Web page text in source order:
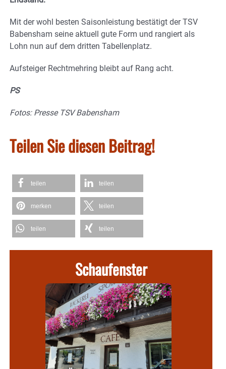
Mit der wohl besten Saisonleistung bestätigt der TSV
Babensham seine aktuell gute Form und rangiert als
Lohn nun auf dem dritten Tabellenplatz.
Aufsteiger Rechtmehring bleibt auf Rang acht.
PS
Fotos: Presse TSV Babensham
Teilen Sie diesen Beitrag!
teilen teilen
merken teilen
teilen teilen
Schaufenster